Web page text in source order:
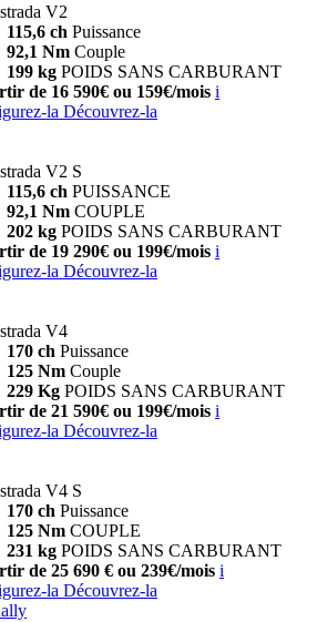
V2
115,6 ch Puissance
92,1 Nm Couple
199 kg POIDS SANS CARBURANT
de 16 590€ ou 159€/mois i
la Découvrez-la
V2 S
115,6 ch PUISSANCE
92,1 Nm COUPLE
202 kg POIDS SANS CARBURANT
de 19 290€ ou 199€/mois i
la Découvrez-la
V4
170 ch Puissance
125 Nm Couple
229 Kg POIDS SANS CARBURANT
de 21 590€ ou 199€/mois i
la Découvrez-la
V4 S
170 ch Puissance
125 Nm COUPLE
231 kg POIDS SANS CARBURANT
de 25 690 € ou 239€/mois i
la Découvrez-la